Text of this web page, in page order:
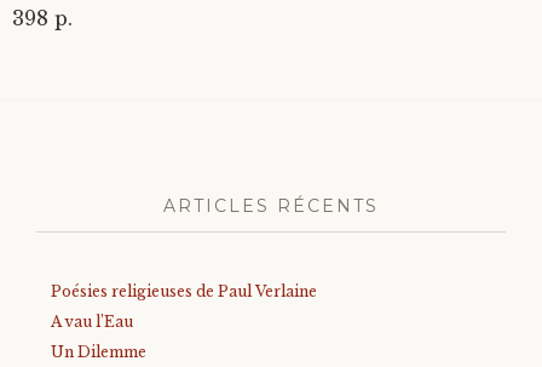
398 p.
ARTICLES RÉCENTS
Poésies religieuses de Paul Verlaine
A vau l’Eau
Un Dilemme